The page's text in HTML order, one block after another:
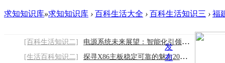
求知知识库»求知知识库 › 百科生活大全 › 百科生活知识三 › 福
[百科生活知识二]
电源系统未来展望：智能化引领潮流，模块化
[生活百科知识二]
探寻X86主板稳定可靠的魅力2026/8/7
发
布